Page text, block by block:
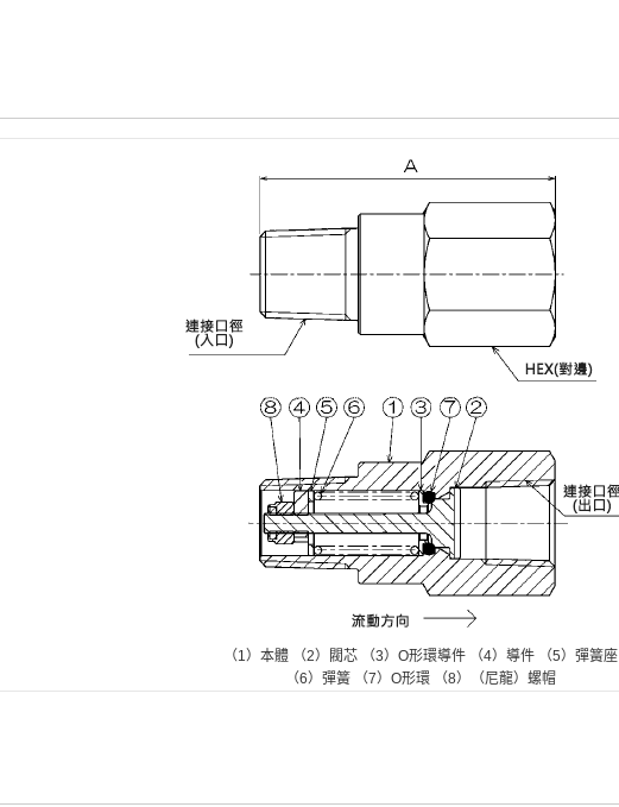
（1）本體 （2）閥芯 （3）O形環導件 （4）導件 （5）彈簧座
（6）彈簧 （7）O形環 （8）（尼龍）螺帽